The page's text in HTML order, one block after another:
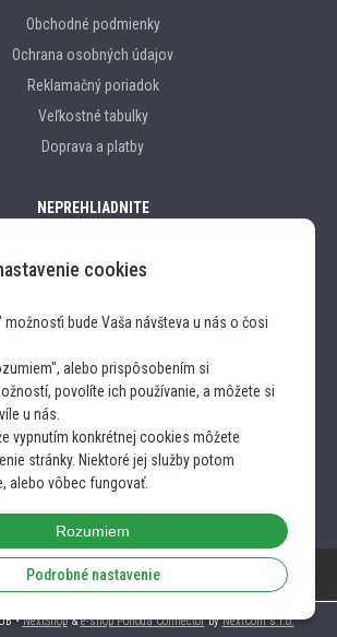
cookies
bude Vaša návšteva u nás o čosi
alebo prispôsobením si
povolíte ich používanie, a môžete si
u nás.
vypnutím konkrétnej cookies môžete
stránky. Niektoré jej služby potom
alebo vôbec fungovať.
Rozumiem
Podrobné nastavenie
Obchodné podmienky
Ochrana osobných údajov
Reklamačný poriadok
Veľkostné tabulky
Doprava a platby
NEPREHLIADNITE
INSTAGRAM
FACEBOOK
•NextShop&e-shop Pohoda ConnectorbyNextCom s.r.o.